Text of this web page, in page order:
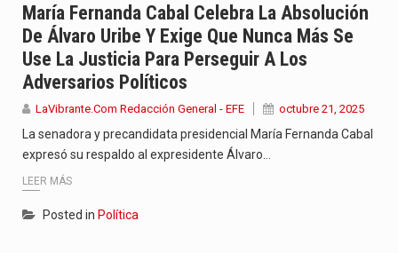
María Fernanda Cabal Celebra La Absolución
De Álvaro Uribe Y Exige Que Nunca Más Se
Use La Justicia Para Perseguir A Los
Adversarios Políticos
LaVibrante.Com Redacción General - EFE octubre 21, 2025
La senadora y precandidata presidencial María Fernanda Cabal
expresó su respaldo al expresidente Álvaro…
LEER MÁS
Posted in Política